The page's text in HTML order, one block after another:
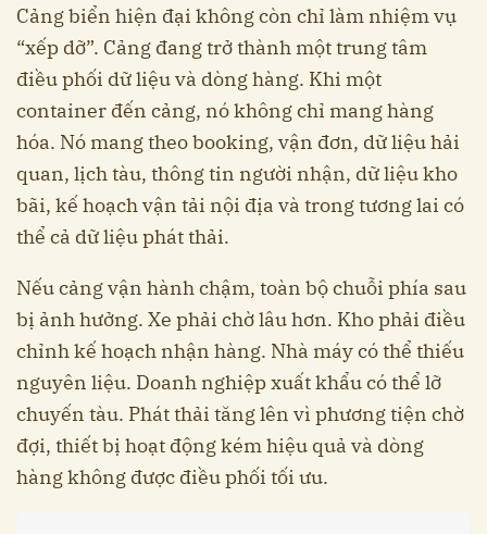
Cảng biển hiện đại không còn chỉ làm nhiệm vụ
“xếp dỡ”. Cảng đang trở thành một trung tâm
điều phối dữ liệu và dòng hàng. Khi một
container đến cảng, nó không chỉ mang hàng
hóa. Nó mang theo booking, vận đơn, dữ liệu hải
quan, lịch tàu, thông tin người nhận, dữ liệu kho
bãi, kế hoạch vận tải nội địa và trong tương lai có
thể cả dữ liệu phát thải.
Nếu cảng vận hành chậm, toàn bộ chuỗi phía sau
bị ảnh hưởng. Xe phải chờ lâu hơn. Kho phải điều
chỉnh kế hoạch nhận hàng. Nhà máy có thể thiếu
nguyên liệu. Doanh nghiệp xuất khẩu có thể lỡ
chuyến tàu. Phát thải tăng lên vì phương tiện chờ
đợi, thiết bị hoạt động kém hiệu quả và dòng
hàng không được điều phối tối ưu.